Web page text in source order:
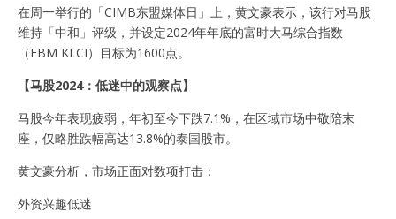
在周一举行的「CIMB东盟媒体日」上，黄文豪表示，该行对马股
维持「中和」评级，并设定2024年年底的富时大马综合指数
（FBM KLCI）目标为1600点。
【马股2024：低迷中的观察点】
马股今年表现疲弱，年初至今下跌7.1%，在区域市场中敬陪末
座，仅略胜跌幅高达13.8%的泰国股市。
黄文豪分析，市场正面对数项打击：
外资兴趣低迷